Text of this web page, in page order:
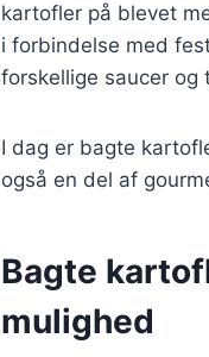
kartofler på blevet
i forbindelse med
forskellige saucer og
I dag er bagte
også en del af
Bagte
mulighed